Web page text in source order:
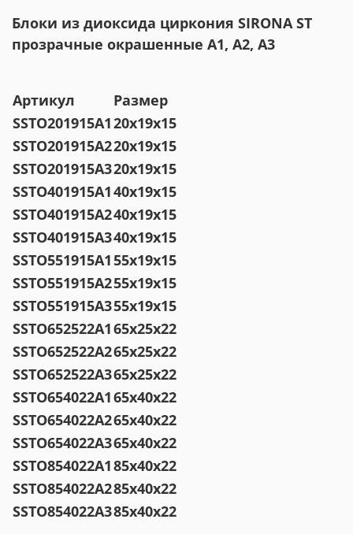
Блоки из диоксида циркония SIRONA ST
прозрачные окрашенные А1, А2, А3
Артикул
Размер
SSTO201915А120x19x15
SSTO201915А220x19x15
SSTO201915А320x19x15
SSTO401915А140x19x15
SSTO401915А240x19x15
SSTO401915А340x19x15
SSTO551915A155x19x15
SSTO551915A255x19x15
SSTO551915A355x19x15
SSTO652522A165x25x22
SSTO652522A265x25x22
SSTO652522A365x25x22
SSTO654022A165x40x22
SSTO654022A265x40x22
SSTO654022A365x40x22
SSTO854022A185x40x22
SSTO854022A285x40x22
SSTO854022A385x40x22